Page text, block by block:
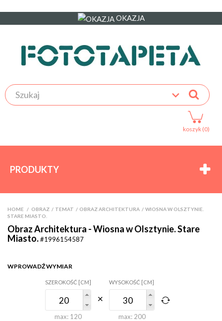
OKAZJA
koszyk (0)
PRODUKTY
HOME OBRAZ >TEMAT >OBRAZ ARCHITEKTURA >WIOSNA W OLSZTYNIE.
STARE MIASTO.
Obraz Architektura - Wiosna w Olsztynie. Stare
Miasto.#1996154587
WPROWADŹ WYMIAR
SZEROKOŚĆ [CM]
max: 120
WYSOKOŚĆ [CM]
max: 200